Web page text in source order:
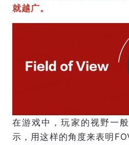
就越广。
在游戏中，玩家的视野一
示，用这样的角度来表明